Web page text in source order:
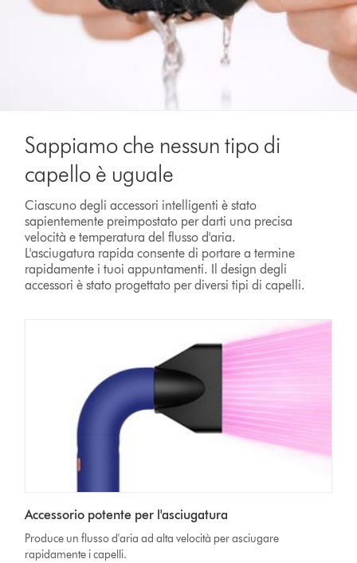
Sappiamo che nessun tipo di
capello è uguale
Ciascuno degli accessori intelligenti è stato
sapientemente preimpostato per darti una precisa
velocità e temperatura del flusso d'aria.
L'asciugatura rapida consente di portare a termine
rapidamente i tuoi appuntamenti. Il design degli
accessori è stato progettato per diversi tipi di capelli.
Accessorio potente per l'asciugatura
Produce un flusso d'aria ad alta velocità per asciugare
rapidamente i capelli.